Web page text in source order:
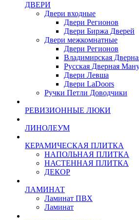
ДВЕРИ
Двери входные
Двери Регионов
Двери Биржа Дверей
Двери межкомнатные
Двери Регионов
Владимирская
Русская Дверная
Двери Левша
Двери LaDoors
Ручки Петли Доводчики
РЕВИЗИОННЫЕ ЛЮКИ
ЛИНОЛЕУМ
КЕРАМИЧЕСКАЯ ПЛИТКА
НАПОЛЬНАЯ ПЛИТКА
НАСТЕННАЯ ПЛИТКА
ДЕКОР
ЛАМИНАТ
Ламинат ПВХ
Ламинат